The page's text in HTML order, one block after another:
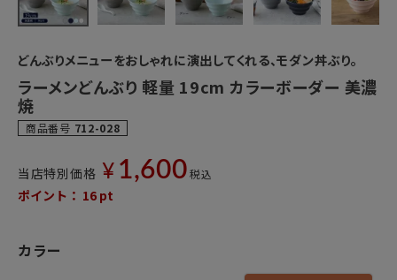
どんぶりメニューをおしゃれに演出してくれる、モダン丼ぶり。
ラーメンどんぶり 軽量 19cm カラーボーダー 美濃
焼
商品番号 712-028
当店特別価格 ¥ 1,600 税込
ポイント： 16 pt
カラー